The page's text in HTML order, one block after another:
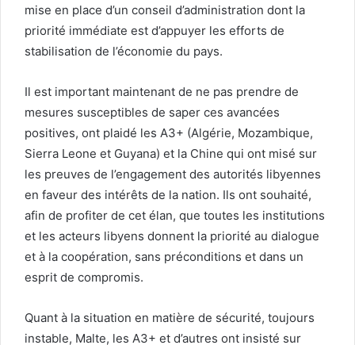
mise en place d’un conseil d’administration dont la
priorité immédiate est d’appuyer les efforts de
stabilisation de l’économie du pays.
Il est important maintenant de ne pas prendre de
mesures susceptibles de saper ces avancées
positives, ont plaidé les A3+ (Algérie, Mozambique,
Sierra Leone et Guyana) et la Chine qui ont misé sur
les preuves de l’engagement des autorités libyennes
en faveur des intérêts de la nation. Ils ont souhaité,
afin de profiter de cet élan, que toutes les institutions
et les acteurs libyens donnent la priorité au dialogue
et à la coopération, sans préconditions et dans un
esprit de compromis.
Quant à la situation en matière de sécurité, toujours
instable, Malte, les A3+ et d’autres ont insisté sur